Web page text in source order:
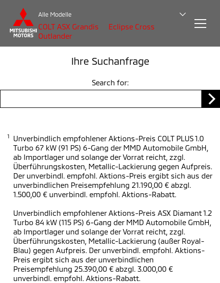
Alle Modelle
COLT ASX Grandis
Eclipse Cross
Outlander
Ihre Suchanfrage
Search for:
1
Unverbindlich empfohlener Aktions-Preis COLT PLUS 1.0
Turbo 67 kW (91 PS) 6-Gang der MMD Automobile GmbH,
ab Importlager und solange der Vorrat reicht, zzgl.
Überführungskosten, Metallic-Lackierung gegen Aufpreis.
Der unverbindl. empfohl. Aktions-Preis ergibt sich aus der
unverbindlichen Preisempfehlung 21.190,00 € abzgl.
1.500,00 € unverbindl. empfohl. Aktions-Rabatt.
Unverbindlich empfohlener Aktions-Preis ASX Diamant 1.2
Turbo 84 kW (115 PS) 6-Gang der MMD Automobile GmbH,
ab Importlager und solange der Vorrat reicht, zzgl.
Überführungskosten, Metallic-Lackierung (außer Royal-
Blau) gegen Aufpreis. Der unverbindl. empfohl. Aktions-
Preis ergibt sich aus der unverbindlichen
Preisempfehlung 25.390,00 € abzgl. 3.000,00 €
unverbindl. empfohl. Aktions-Rabatt.